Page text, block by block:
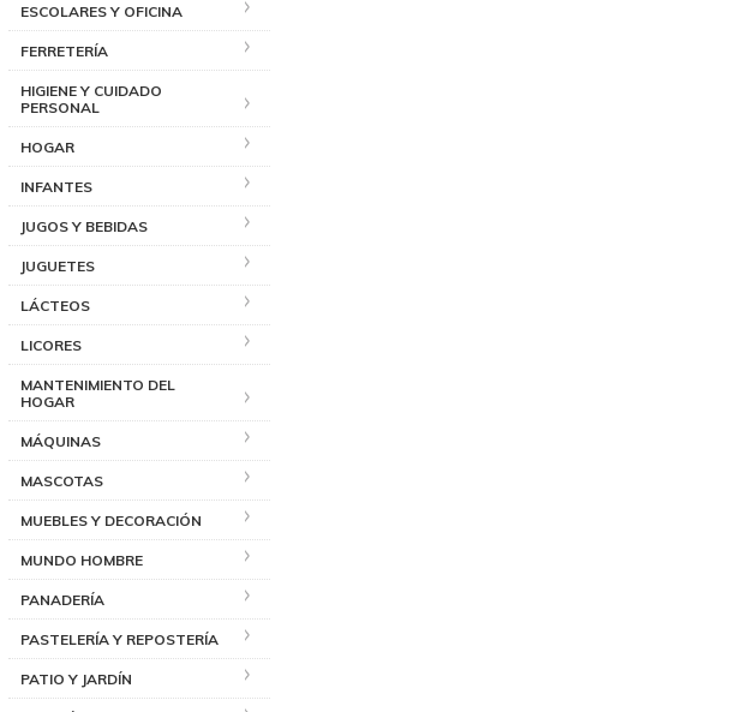
ESCOLARES Y OFICINA
FERRETERÍA
HIGIENE Y CUIDADO
PERSONAL
HOGAR
INFANTES
JUGOS Y BEBIDAS
JUGUETES
LÁCTEOS
LICORES
MANTENIMIENTO DEL
HOGAR
MÁQUINAS
MASCOTAS
MUEBLES Y DECORACIÓN
MUNDO HOMBRE
PANADERÍA
PASTELERÍA Y REPOSTERÍA
PATIO Y JARDÍN